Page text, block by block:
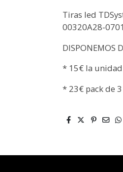
Tiras led
00320A28-
DISPONEMOS
* 15€ la unidad
* 23€ pack de 3